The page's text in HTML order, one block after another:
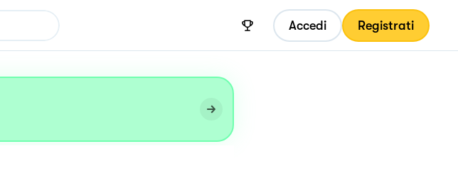
Accedi Registrati